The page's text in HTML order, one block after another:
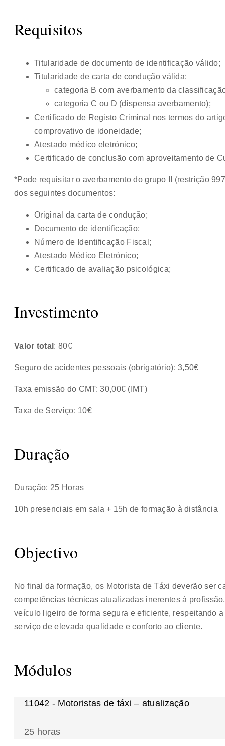
Requisitos
Titularidade de documento de identificação válido;
Titularidade de carta de condução válida:
categoria B com averbamento da
categoria C ou D (dispensa averbamento);
Certificado de Registo Criminal nos termos do
comprovativo de idoneidade;
Atestado médico eletrónico;
Certificado de conclusão com aproveitamento de
*Pode requisitar o averbamento do grupo II (restrição
dos seguintes documentos:
Original da carta de condução;
Documento de identificação;
Número de Identificação Fiscal;
Atestado Médico Eletrónico;
Certificado de avaliação psicológica;
Investimento
Valor total : 80€
Seguro de acidentes pessoais (obrigatório): 3,50€
Taxa emissão do CMT: 30,00€ (IMT)
Taxa de Serviço: 10€
Duração
Duração: 25 Horas
10h presenciais em sala + 15h de formação à distância
Objectivo
No final da formação, os Motorista de Táxi deverão ser
competências técnicas atualizadas inerentes à
veículo ligeiro de forma segura e eficiente, respeitando
serviço de elevada qualidade e conforto ao cliente.
Módulos
11042 - Motoristas de táxi – atualização
25 horas